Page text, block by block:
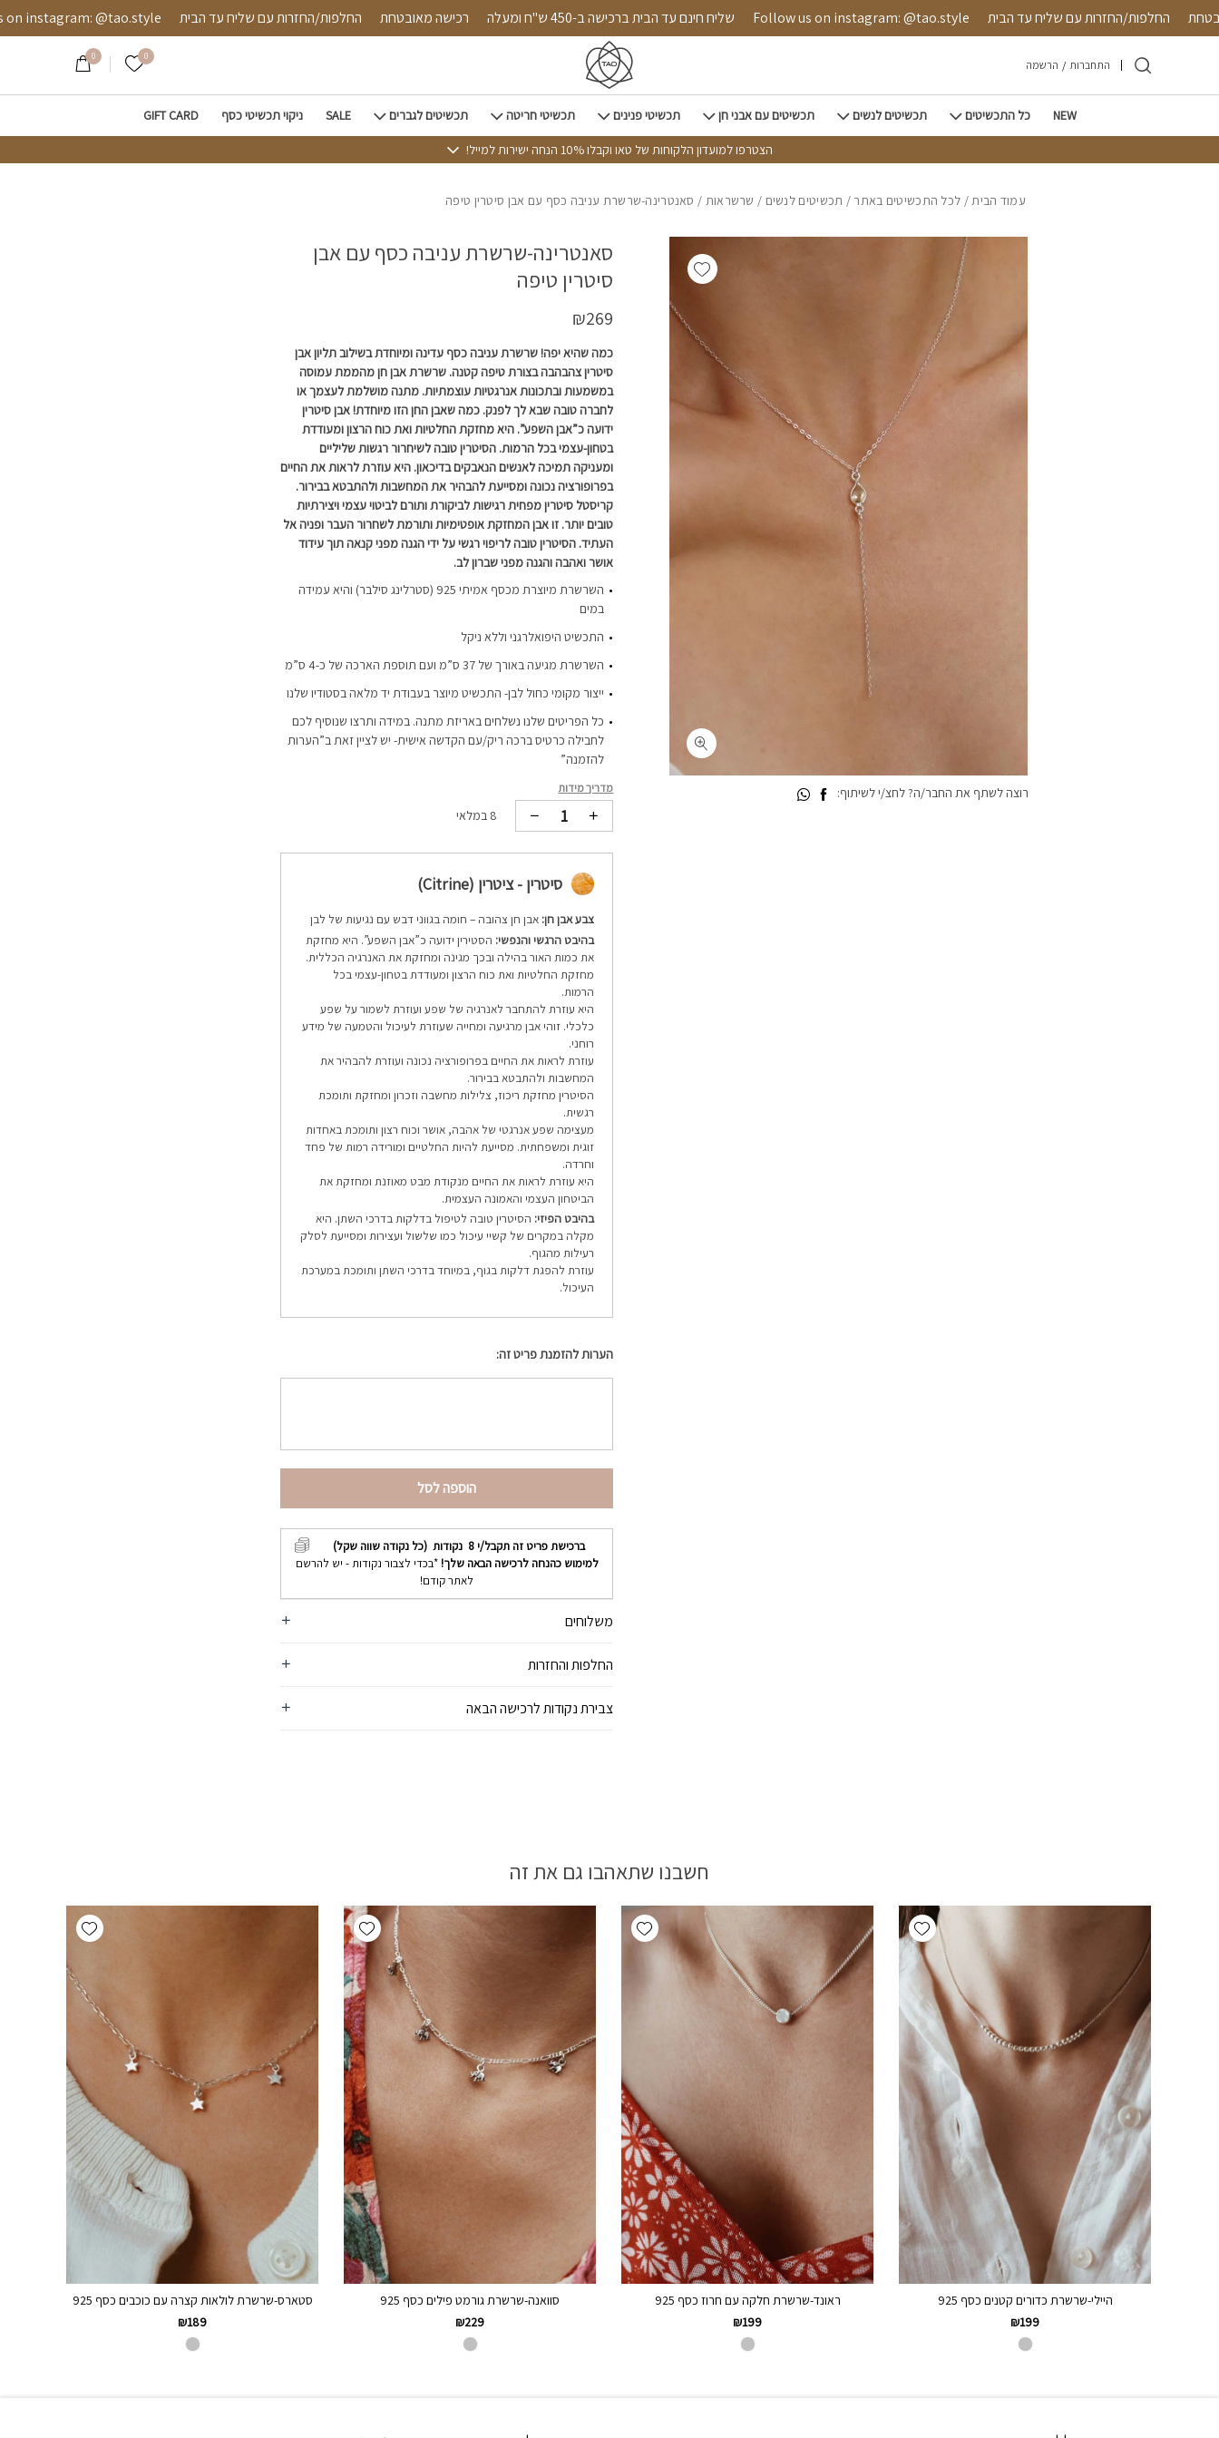
Skip to Content
מאובטחת החלפות/החזרות עם שליח עד הבית Follow us on instagram: @tao.style שליח חינם עד הבית ברכישה ב-450 ש"ח ומעלה רכישה מאובטחת החלפות/החזרות עם שליח עד הבית @tao.style
0 הרשימה שלי
0
התחברות / הרשמה
NEW כל התכשיטים תכשיטים לנשים תכשיטים עם אבני חן תכשיטי פנינים תכשיטי חריטה תכשיטים לגברים SALE ניקוי תכשיטי כסף GIFT CARD
הצטרפו למועדון הלקוחות של טאו וקבלו 10% הנחה ישירות למייל!
עמוד הבית/ לכל התכשיטים באתר / תכשיטים לנשים / שרשראות / סאנטרינה-שרשרת עניבה כסף עם אבן סיטרין טיפה
סאנטרינה-שרשרת עניבה כסף עם אבן
סיטרין טיפה
₪269
כמה שהיא יפה! שרשרת עניבה כסף עדינה ומיוחדת בשילוב תליון אבן
סיטרין צהבהבה בצורת טיפה קטנה. שרשרת אבן חן מהממת עמוסה
במשמעות ובתכונות אנרגטיות עוצמתיות. מתנה מושלמת לעצמך או
לחברה טובה שבא לך לפנק. כמה שאבן החן הזו מיוחדת! אבן סיטרין
ידועה כ”אבן השפע”. היא מחזקת החלטיות ואת כוח הרצון ומעודדת
בטחון-עצמי בכל הרמות. הסיטרין טובה לשיחרור רגשות שליליים
ומעניקה תמיכה לאנשים הנאבקים בדיכאון. היא עוזרת לראות את החיים
בפרופורציה נכונה ומסייעת להבהיר את המחשבות ולהתבטא בבירור.
קריסטל סיטרין מפחית רגישות לביקורת ותורם לביטוי עצמי ויצירתיות
טובים יותר. זו אבן המחזקת אופטימיות ותורמת לשחרור העבר ופניה אל
העתיד. הסיטרין טובה לריפוי רגשי על ידי הגנה מפני קנאה תוך עידוד
אושר ואהבה והגנה מפני שברון לב.
השרשרת מיוצרת מכסף אמיתי 925 (סטרלינג סילבר) והיא עמידה
במים
התכשיט היפואלרגני וללא ניקל
השרשרת מגיעה באורך של 37 ס”מ ועם תוספת הארכה של כ-4 ס”מ
ייצור מקומי כחול לבן- התכשיט מיוצר בעבודת יד מלאה בסטודיו שלנו
כל הפריטים שלנו נשלחים באריזת מתנה. במידה ותרצו שנוסיף לכם
לחבילה כרטיס ברכה ריק/עם הקדשה אישית- יש לציין זאת ב”הערות
להזמנה”
מדריך מידות
8 במלאי
סיטרין - ציטרין (Citrine)
צבע אבן חן: אבן חן צהובה – חומה בגווני דבש עם נגיעות של לבן
בהיבט הרגשי והנפשי: הסטירין ידועה כ”אבן השפע”. היא מחזקת
את כמות האור בהילה ובכך מגינה ומחזקת את האנרגיה הכללית.
מחזקת החלטיות ואת כוח הרצון ומעודדת בטחון-עצמי בכל
הרמות.
היא עוזרת להתחבר לאנרגיה של שפע ועוזרת לשמור על שפע
כלכלי. זוהי אבן מרגיעה ומחייה שעוזרת לעיכול והטמעה של מידע
רוחני.
עוזרת לראות את החיים בפרופורציה נכונה ועוזרת להבהיר את
המחשבות ולהתבטא בבירור.
הסיטרין מחזקת ריכוז, צלילות מחשבה וזכרון ומחזקת ותומכת
רגשית.
מעצימה שפע אנרגטי של אהבה, אושר וכוח רצון ותומכת באחדות
זוגית ומשפחתית. מסייעת להיות החלטיים ומורידה רמות של פחד
וחרדה.
היא עוזרת לראות את החיים מנקודת מבט מאוזנת ומחזקת את
הביטחון העצמי והאמונה העצמית.
בהיבט הפיזי: הסיטרין טובה לטיפול בדלקות בדרכי השתן. היא
מקלה במקרים של קשיי עיכול כמו שלשול ועצירות ומסייעת לסלק
רעילות מהגוף.
עוזרת להפגת דלקות בגוף, במיוחד בדרכי השתן ותומכת במערכת
העיכול.
הערות להזמנת פריט זה:
הוספה לסל
ברכישת פריט זה תקבל/י8 נקודות (כל נקודה שווה שקל)
למימוש כהנחה לרכישה הבאה שלך! *בכדי לצבור נקודות - יש להרשם
לאתר קודם!
משלוחים
החלפות והחזרות
צבירת נקודות לרכישה הבאה
Add wishlist
רוצה לשתף את החבר/ה? לחצ/י לשיתוף:
חשבנו שתאהבו גם את זה
Add wishlist
היילי-שרשרת כדורים קטנים כסף 925
₪199
Add wishlist
ראונד-שרשרת חלקה עם חרוז כסף 925
₪199
Add wishlist
סוואנה-שרשרת גורמט פילים כסף 925
₪229
Add wishlist
סטארס-שרשרת לולאות קצרה עם כוכבים כסף 925
₪189